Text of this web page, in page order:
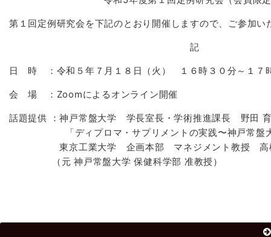
第１回定例研究会を下記のとおり開催しますので、ご参加
記
日 時 ：令和５年７月１８日（火） １６時３０分～１７
会 場 ：Zoomによるオンライン開催
話題提供 ：神戸常盤大学 学長室長・学術推進課長 野田
「ディプロマ・サプリメントの実践〜神戸常盤大
東京工業大学 企画本部 マネジメント教授 高
（元 神戸常盤大学 保健科学部 准教授）